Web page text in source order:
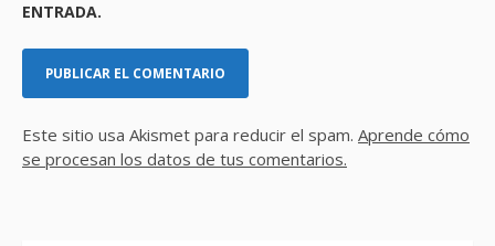
ENTRADA.
Este sitio usa Akismet para reducir el spam. Aprende cómo
se procesan los datos de tus comentarios.